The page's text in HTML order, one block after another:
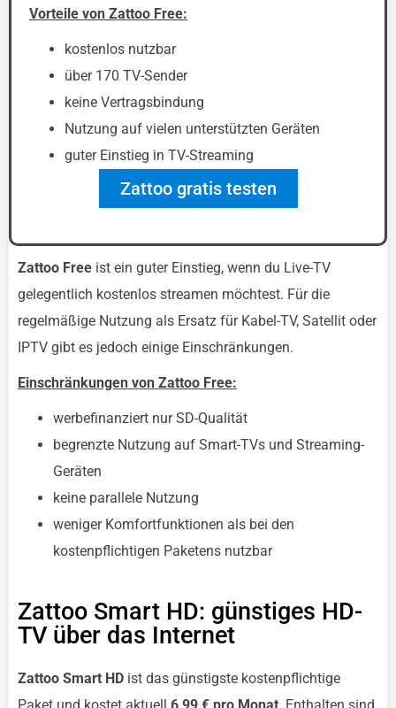
Vorteile von Zattoo Free:
kostenlos nutzbar
über 170 TV-Sender
keine Vertragsbindung
Nutzung auf vielen unterstützten Geräten
guter Einstieg in TV-Streaming
Zattoo gratis testen
Zattoo Free ist ein guter Einstieg, wenn du Live-TV
gelegentlich kostenlos streamen möchtest. Für die
regelmäßige Nutzung als Ersatz für Kabel-TV, Satellit oder
IPTV gibt es jedoch einige Einschränkungen.
Einschränkungen von Zattoo Free:
werbefinanziert nur SD-Qualität
begrenzte Nutzung auf Smart-TVs und Streaming-
Geräten
keine parallele Nutzung
weniger Komfortfunktionen als bei den
kostenpflichtigen Paketens nutzbar
Zattoo Smart HD: günstiges HD-
TV über das Internet
Zattoo Smart HD ist das günstigste kostenpflichtige